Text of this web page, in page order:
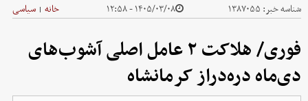
شناسه خبر: ۱۳۸۷۰۵۵ ۱۴۰۵/۰۳/۰۸ - ۱۲:۵۸ خانه | سیاسی
فوری/ هلاکت ۲ عامل اصلی آشوب‌های
دی‌ماه دره‌دراز کرمانشاه